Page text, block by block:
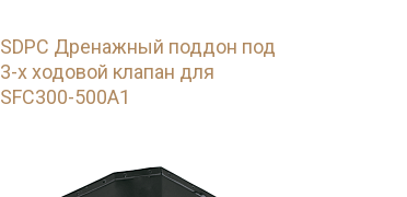
SDPC Дренажный поддон под
3-х ходовой клапан для
SFC300-500A1